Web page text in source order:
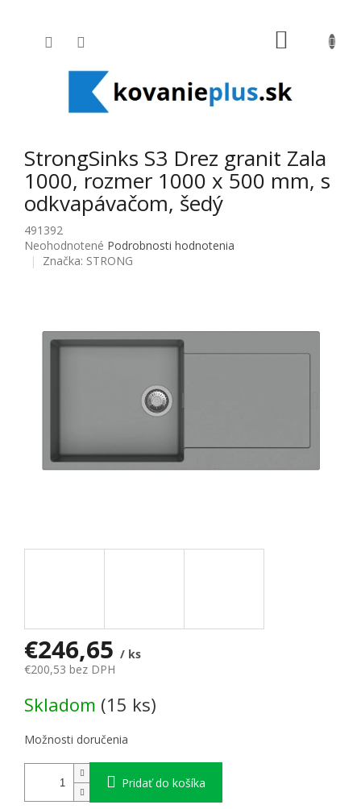
StrongSinks S3 Drez granit Zala
1000, rozmer 1000 x 500 mm, s
odkvapávačom, šedý
491392
Priemerné hodnotenie produktu je 0,0 z 5 hviezdičiek.
Neohodnotené Podrobnosti hodnotenia
Značka: STRONG
€246,65 / ks
€200,53 bez DPH
Skladom (15 ks)
Možnosti doručenia
Pridať do košíka